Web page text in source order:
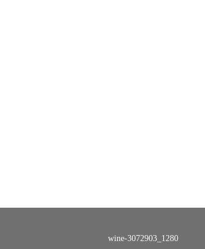
wine-3072903_1280